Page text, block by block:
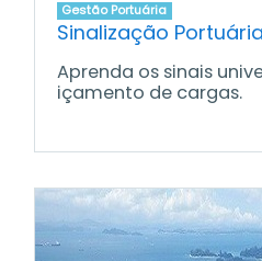
Gestão Portuária
Sinalização Portuária
Aprenda os sinais
içamento de cargas.